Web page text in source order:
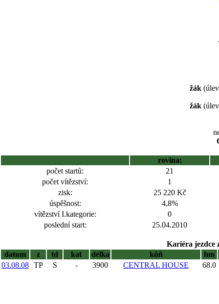
žák
žák
rovina:
počet startů:
21
počet vítězství:
1
zisk:
25 220 Kč
úspěšnost:
4,8%
vítězství I.kategorie:
0
poslední start:
25.04.2010
Kariéra jezdce
datum
z td kat délka kůň
hm
03.08.08 TP S - 3900 CENTRAL HOUSE 68.0